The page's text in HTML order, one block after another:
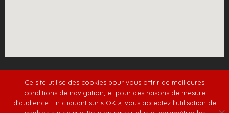
Plan du site /
Mentions légales et politique de
confidentialité
Ce site utilise des cookies pour vous offrir de meilleures
conditions de navigation, et pour des raisons de mesure
d’audience. En cliquant sur « OK », vous acceptez l’utilisation de